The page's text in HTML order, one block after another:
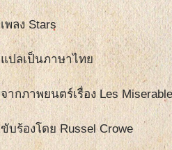
เพลง Stars
แปลเป็นภาษาไทย
จากภาพยนตร์เรื่อง Les
ขับร้องโดย Russel Crowe